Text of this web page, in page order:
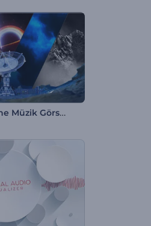
Kozmik Rasathane Müzik Görselleştirici